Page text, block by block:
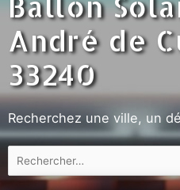
André de
33240
Recherchez une ville, un